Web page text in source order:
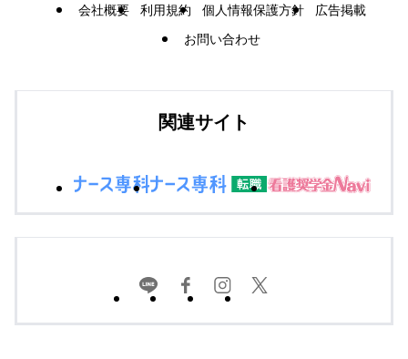
会社概要 利用規約 個人情報保護方針
広告掲載
お問い合わせ
関連サイト